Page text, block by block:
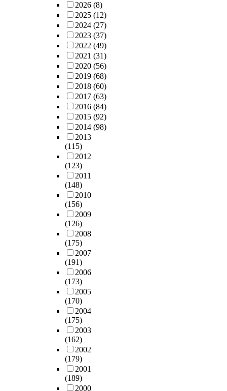
2026 (8)
2025 (12)
2024 (27)
2023 (37)
2022 (49)
2021 (31)
2020 (56)
2019 (68)
2018 (60)
2017 (63)
2016 (84)
2015 (92)
2014 (98)
2013
(115)
2012
(123)
2011
(148)
2010
(156)
2009
(126)
2008
(175)
2007
(191)
2006
(173)
2005
(170)
2004
(175)
2003
(162)
2002
(179)
2001
(189)
2000